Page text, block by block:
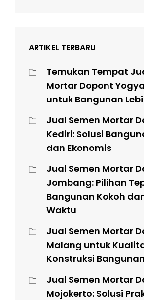
ARTIKEL TERBARU
Temukan Tempat
Mortar Dopont
untuk Bangunan
Jual Semen Mortar
Kediri: Solusi
dan Ekonomis
Jual Semen Mortar
Jombang: Pilihan
Bangunan Kokoh
Waktu
Jual Semen Mortar
Malang untuk
Konstruksi
Jual Semen Mortar
Mojokerto: Solusi